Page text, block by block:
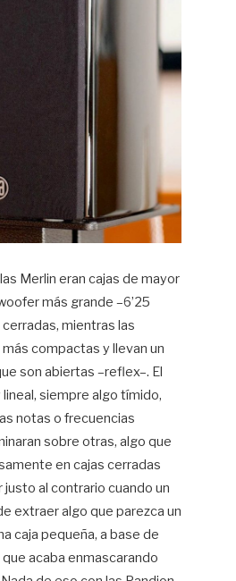
Merlin eran cajas de mayor
más grande –6’25
mientras las
compactas y llevan un
son abiertas –reflex–. El
siempre algo tímido,
notas o frecuencias
sobre otras, algo que
en cajas cerradas
al contrario cuando un
extraer algo que parezca un
caja pequeña, a base de
acaba enmascarando